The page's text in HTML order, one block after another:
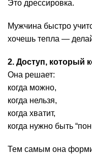
Это дрессировка.
Мужчина быстро
хочешь тепла —
2. Доступ, который
Она решает:
когда можно,
когда нельзя,
когда хватит,
когда нужно быть
Тем самым она